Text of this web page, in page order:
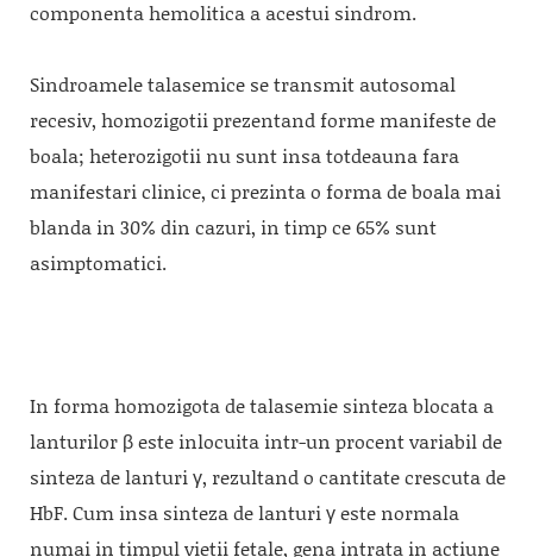
componenta hemolitica a acestui sindrom.
Sindroamele talasemice se transmit autosomal
recesiv, homozigotii prezentand forme manifeste de
boala; heterozigotii nu sunt insa totdeauna fara
manifestari clinice, ci prezinta o forma de boala mai
blanda in 30% din cazuri, in timp ce 65% sunt
asimptomatici.
In forma homozigota de talasemie sinteza blocata a
lanturilor β este inlocuita intr-un procent variabil de
sinteza de lanturi γ, rezultand o cantitate crescuta de
HbF. Cum insa sinteza de lanturi γ este normala
numai in timpul vietii fetale, gena intrata in actiune